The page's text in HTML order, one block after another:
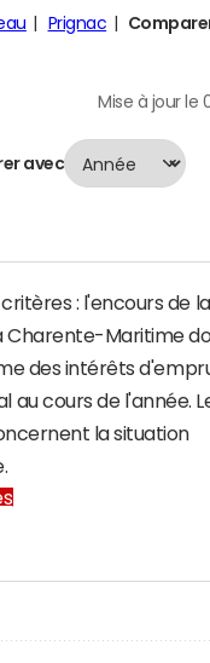
Prignac
Mise à jour le
avec
: l'encours de la
Charente-Maritime
des intérêts
cours de l'année.
la situation